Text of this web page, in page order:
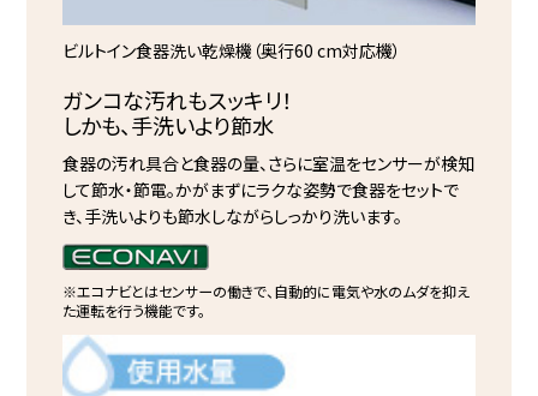
ビルトイン食器洗い乾燥機（奥行60 cm対応機）
ガンコな汚れもスッキリ！
しかも、手洗いより節水
食器の汚れ具合と食器の量、さらに室温をセンサーが検知
して節水・節電。かがまずにラクな姿勢で食器をセットで
き、手洗いよりも節水しながらしっかり洗います。
※エコナビとはセンサーの働きで、自動的に電気や水のムダを抑え
た運転を行う機能です。